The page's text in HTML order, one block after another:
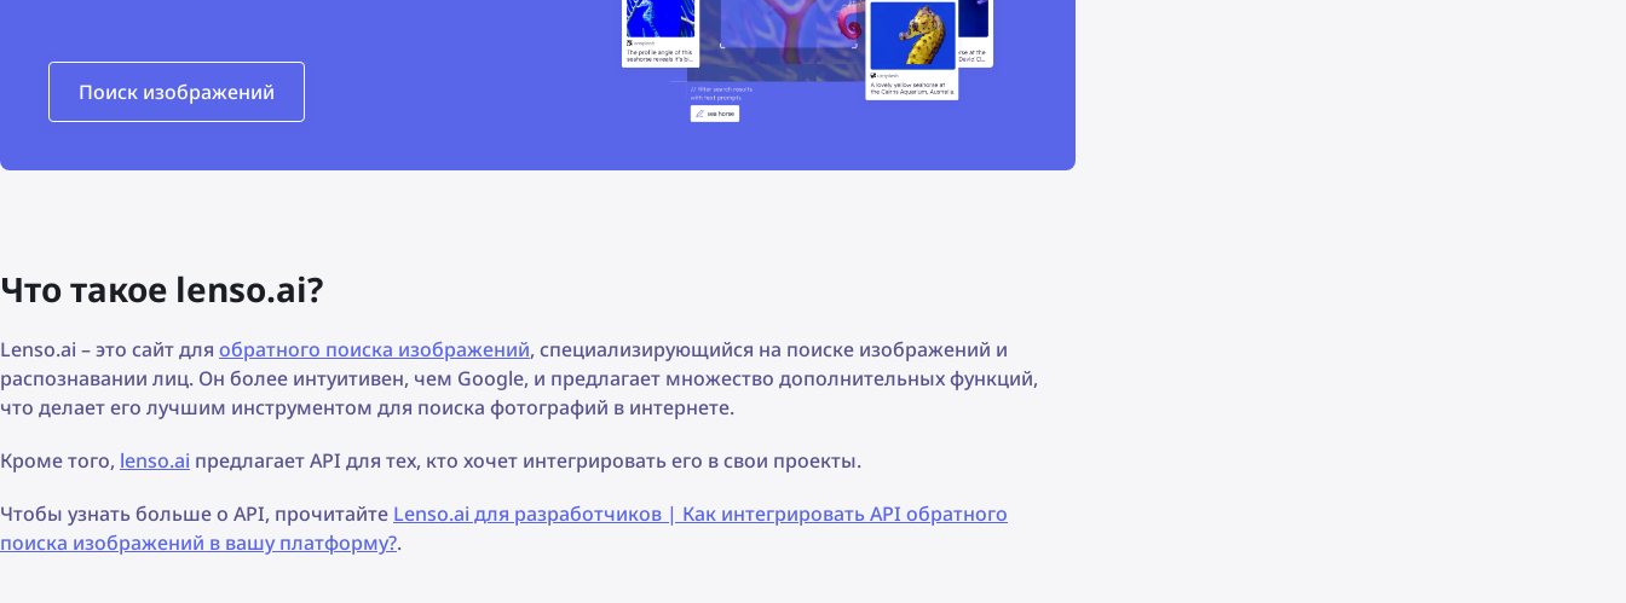
Поиск изображений
Что такое lenso.ai?
Lenso.ai – это сайт для обратного поиска изображений, специализирующийся на поиске изображений и
распознавании лиц. Он более интуитивен, чем Google, и предлагает множество дополнительных функций,
что делает его лучшим инструментом для поиска фотографий в интернете.
Кроме того, lenso.ai предлагает API для тех, кто хочет интегрировать его в свои проекты.
Чтобы узнать больше о API, прочитайте Lenso.ai для разработчиков | Как интегрировать API обратного
поиска изображений в вашу платформу?.